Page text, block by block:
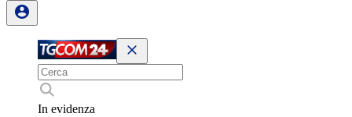
In evidenza